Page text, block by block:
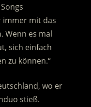
immer mit das
Wenn es mal
sich einfach
zu können.“
wo er
stieß.